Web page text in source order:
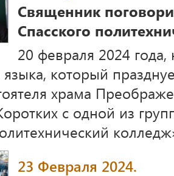
Священник
Спасского
20 февраля 2024
который
храма
с одной из
23 Февраля 2024.